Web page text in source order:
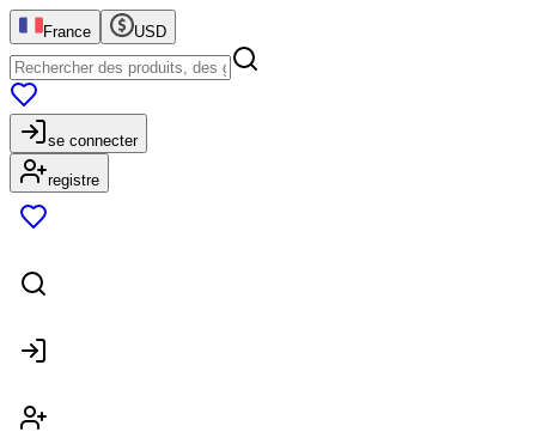
France USD
se connecter
registre